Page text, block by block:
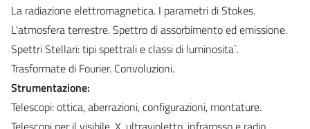
La radiazione elettromagnetica. I parametri di Stokes.
L'atmosfera terrestre. Spettro di assorbimento ed emissione.
Spettri Stellari: tipi spettrali e classi di luminosita`.
Trasformate di Fourier. Convoluzioni.
Strumentazione:
Telescopi: ottica, aberrazioni, configurazioni, montature.